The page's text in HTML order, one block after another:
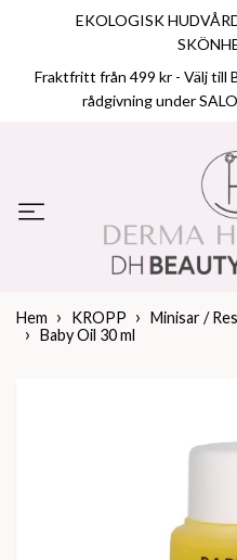
EKOLOGISK
Fraktfritt från 499 kr - Välj till
rådgivning under
Hem KROPP
Minisar /
Baby Oil 30 ml